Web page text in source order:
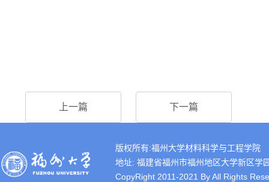
上一篇 下一篇
版权所有:福州大学材料科学与工程学院
地址: 福建省福州市福州地区大学新区
CopyRight 2011-2021 By All Rights